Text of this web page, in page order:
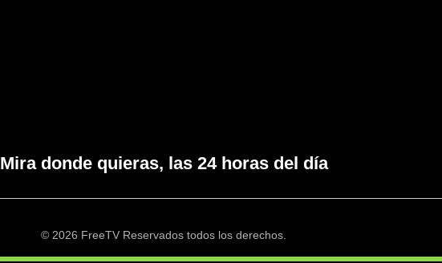
Mira donde quieras, las 24 horas del día
© 2026 FreeTV Reservados todos los derechos.